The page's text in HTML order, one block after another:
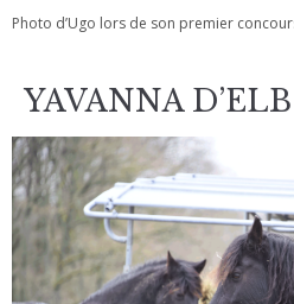
Photo d’Ugo lors de son premier
YAVANNA